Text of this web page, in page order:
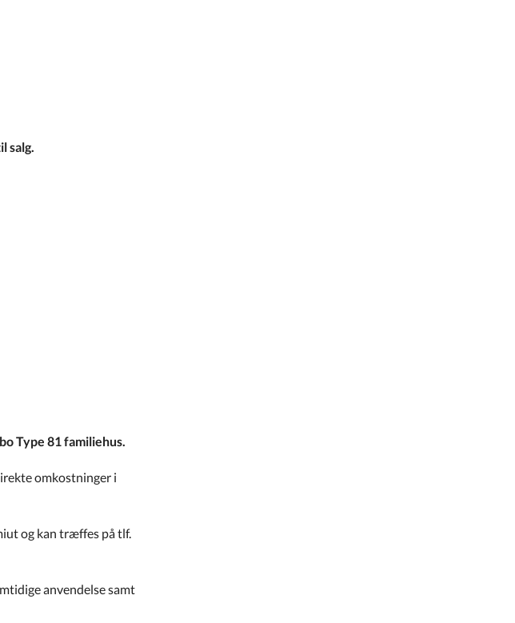
Type 81 familiehus.
omkostninger i
og kan træffes på tlf.
anvendelse samt